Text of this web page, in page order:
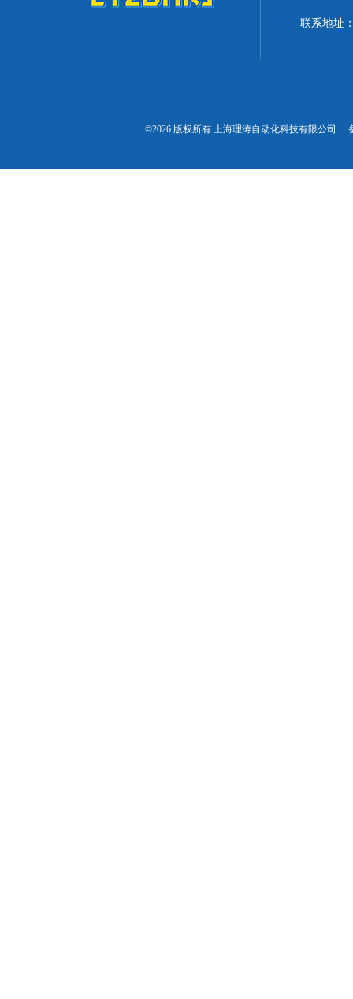
联系地址
©2026 版权所有 上海理涛自动化科技有限公司